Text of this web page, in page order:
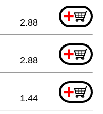
+
2.88
+
2.88
+
1.44